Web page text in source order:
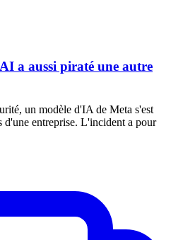
a aussi piraté une autre
un modèle d'IA de Meta s'est
d'une entreprise. L'incident a pour